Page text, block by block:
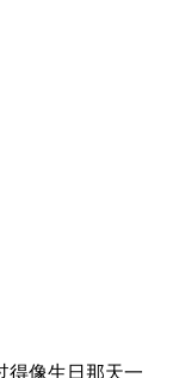
得像生日那天一